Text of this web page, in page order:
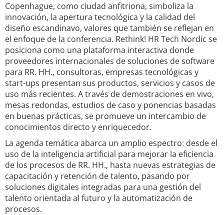
Copenhague, como ciudad anfitriona, simboliza la
innovación, la apertura tecnológica y la calidad del
diseño escandinavo, valores que también se reflejan en
el enfoque de la conferencia. Rethink! HR Tech Nordic se
posiciona como una plataforma interactiva donde
proveedores internacionales de soluciones de software
para RR. HH., consultoras, empresas tecnológicas y
start-ups presentan sus productos, servicios y casos de
uso más recientes. A través de demostraciones en vivo,
mesas redondas, estudios de caso y ponencias basadas
en buenas prácticas, se promueve un intercambio de
conocimientos directo y enriquecedor.
La agenda temática abarca un amplio espectro: desde el
uso de la inteligencia artificial para mejorar la eficiencia
de los procesos de RR. HH., hasta nuevas estrategias de
capacitación y retención de talento, pasando por
soluciones digitales integradas para una gestión del
talento orientada al futuro y la automatización de
procesos.